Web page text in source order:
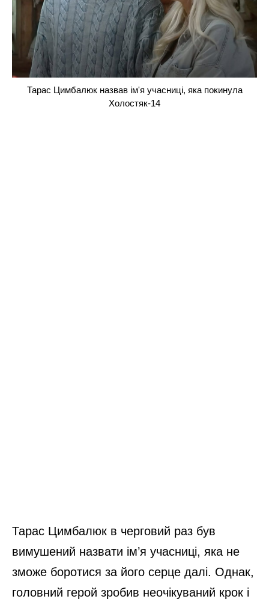
Тарас Цимбалюк назвав ім'я учасниці, яка покинула
Холостяк-14
Тарас Цимбалюк в черговий раз був
вимушений назвати ім’я учасниці, яка не
зможе боротися за його серце далі. Однак,
головний герой зробив неочікуваний крок і